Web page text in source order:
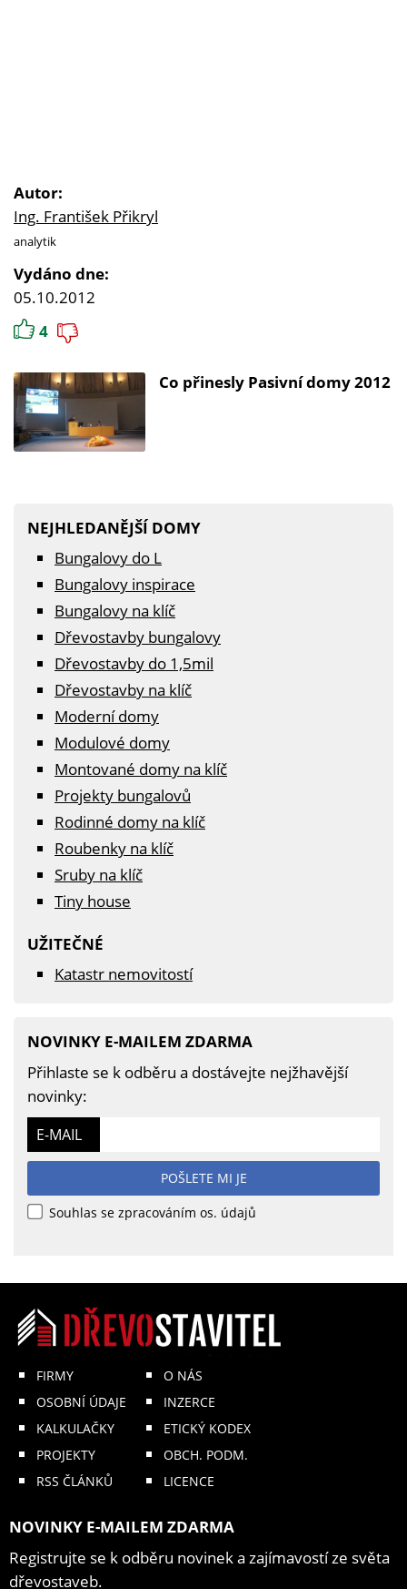
Autor:
Ing. František Přikryl
analytik
Vydáno dne:
05.10.2012
4
Co přinesly Pasivní domy 2012
NEJHLEDANĚJŠÍ DOMY
Bungalovy do L
Bungalovy inspirace
Bungalovy na klíč
Dřevostavby bungalovy
Dřevostavby do 1,5mil
Dřevostavby na klíč
Moderní domy
Modulové domy
Montované domy na klíč
Projekty bungalovů
Rodinné domy na klíč
Roubenky na klíč
Sruby na klíč
Tiny house
UŽITEČNÉ
Katastr nemovitostí
NOVINKY E-MAILEM ZDARMA
Přihlaste se k odběru a dostávejte nejžhavější
novinky:
E-MAIL
POŠLETE MI JE
Souhlas se zpracováním os. údajů
FIRMY
OSOBNÍ ÚDAJE
KALKULAČKY
PROJEKTY
RSS ČLÁNKŮ
O NÁS
INZERCE
ETICKÝ KODEX
OBCH. PODM.
LICENCE
NOVINKY E-MAILEM ZDARMA
Registrujte se k odběru novinek a zajímavostí ze světa
dřevostaveb.